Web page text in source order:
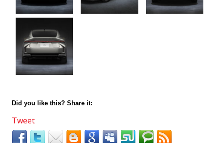
Did you like this? Share it:
Tweet